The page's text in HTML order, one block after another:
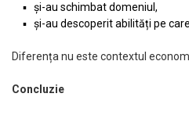
și-au schimbat domeniul,
și-au descoperit abilități pe
Diferența nu este contextul
Concluzie